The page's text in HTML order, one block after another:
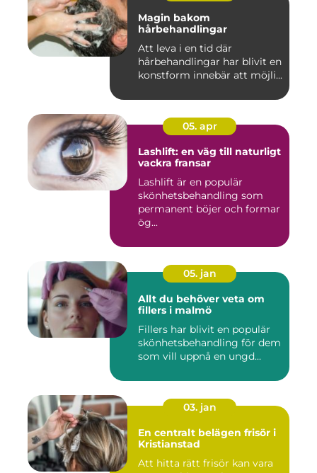
Magin bakom
hårbehandlingar
Att leva i en tid där
hårbehandlingar har blivit en
konstform innebär att möjli...
05. apr
Lashlift: en väg till naturligt
vackra fransar
Lashlift är en populär
skönhetsbehandling som
permanent böjer och formar
ög...
05. jan
Allt du behöver veta om
fillers i malmö
Fillers har blivit en populär
skönhetsbehandling för dem
som vill uppnå en ungd...
03. jan
En centralt belägen frisör i
Kristianstad
Att hitta rätt frisör kan vara